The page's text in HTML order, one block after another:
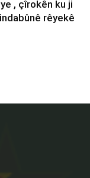
, çîrokên ku ji
rêyekê